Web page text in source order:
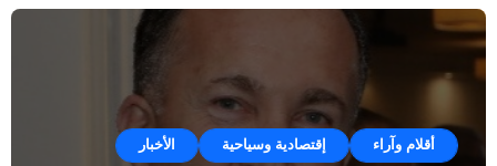
أقلام وآراء إقتصادية وسياحية الأخبار